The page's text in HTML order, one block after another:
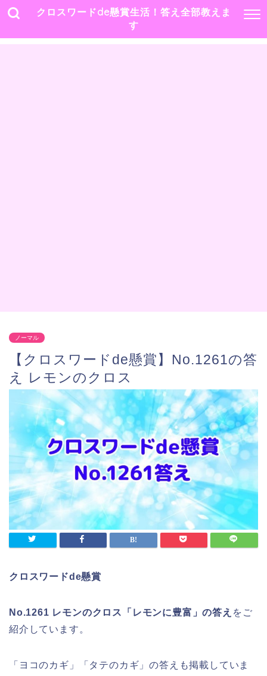
クロスワードde懸賞生活！答え全部教えま
す
ノーマル
【クロスワードde懸賞】No.1261の答
え レモンのクロス
クロスワードde懸賞
No.1261 レモンのクロス「レモンに豊富」の答え をご
紹介しています。
「ヨコのカギ」「タテのカギ」の答えも掲載していま